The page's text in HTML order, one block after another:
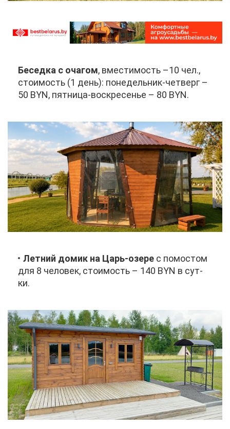
Бе­сед­ка с оча­гом, вме­сти­мость –10 чел.,
сто­и­мость (1 день): по­не­дель­ник-чет­верг –
50 BYN, пят­ни­ца-вос­кре­се­нье – 80 BYN.
Лет­ний до­мик на Царь-озе­ре с по­мо­стом
для 8 че­ло­век, сто­и­мость – 140 BYN в сут­
ки.